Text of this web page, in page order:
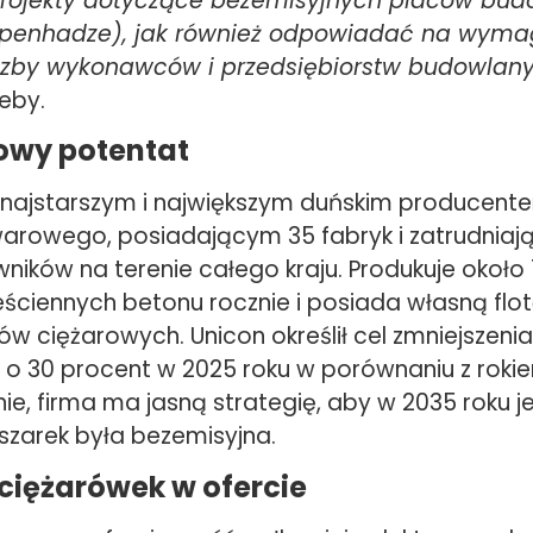
jak również odpowiadać na
wykonawców i przedsiębiorstw
potentat
i największym duńskim
posiadającym 35 fabryk i
na terenie całego kraju. Produkuje około
betonu rocznie i posiada własną
ciężarowych. Unicon określił cel
30 procent w 2025 roku w porównaniu z
firma ma jasną strategię, aby w 2035 roku
była bezemisyjna.
w ofercie